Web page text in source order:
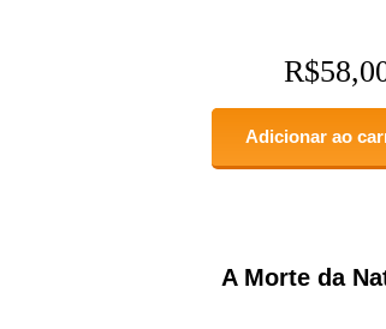
R$
Adicionar ao
A Morte da